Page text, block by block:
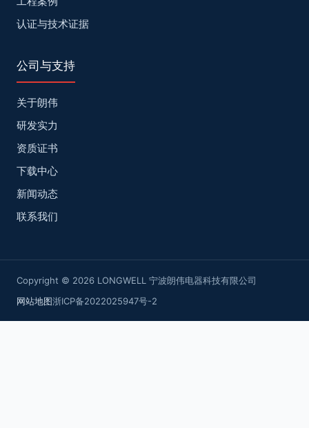
认证与技术证据
公司与支持
关于朗伟
研发实力
资质证书
下载中心
新闻动态
联系我们
Copyright © 2026 LONGWELL 宁波朗伟电器科技有限公司
网站地图浙ICP备2022025947号-2